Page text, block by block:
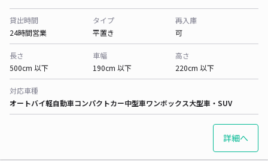
貸出時間
24時間営業
タイプ
平置き
再入庫
可
長さ
500cm 以下
車幅
190cm 以下
高さ
220cm 以下
対応車種
オートバイ軽自動車コンパクトカー中型車ワンボックス大型車・SUV
詳細へ